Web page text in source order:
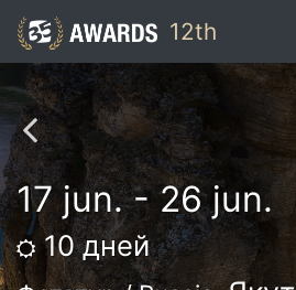
12th
17 jun. - 26 jun.
10дней